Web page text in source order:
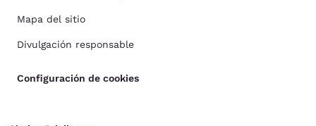
Mapa del sitio
Divulgación responsable
Configuración de cookies